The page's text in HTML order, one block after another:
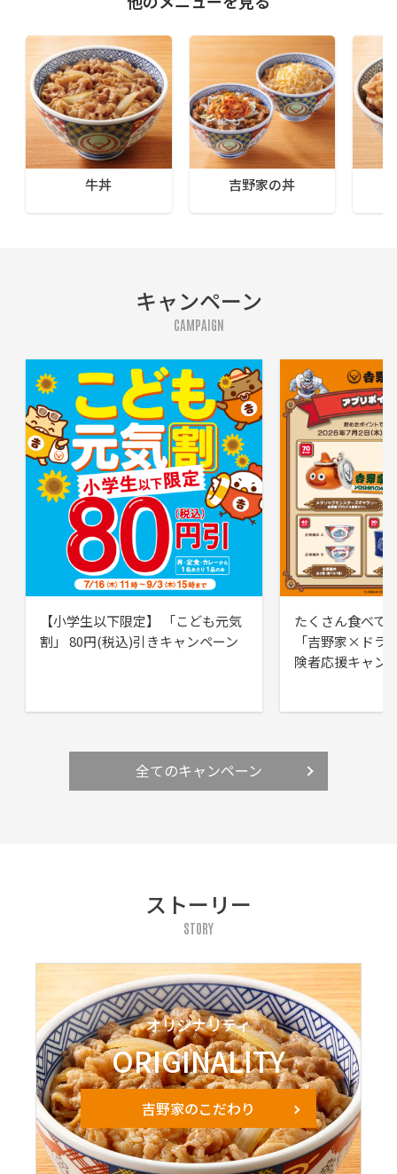
牛丼 吉野家の丼
キャンペーン
CAMPAIGN
【小学生以下限定】 「こども元気
割」 80円(税込)引きキャンペーン
たくさん食べて
「吉野家×ドラ
険者応援キャン
全てのキャンペーン
ストーリー
STORY
オリジナリティ
ORIGINALITY
吉野家のこだわり